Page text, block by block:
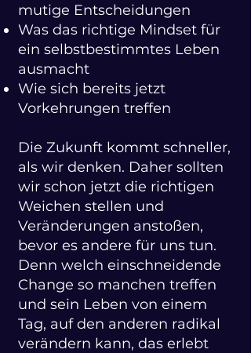
mutige Entscheidungen
Was das richtige Mindset für
ein selbstbestimmtes Leben
ausmacht
Wie sich bereits jetzt
Vorkehrungen treffen
Die Zukunft kommt schneller,
als wir denken. Daher sollten
wir schon jetzt die richtigen
Weichen stellen und
Veränderungen anstoßen,
bevor es andere für uns tun.
Denn welch einschneidende
Change so manchen treffen
und sein Leben von einem
Tag, auf den anderen radikal
verändern kann, das erlebt